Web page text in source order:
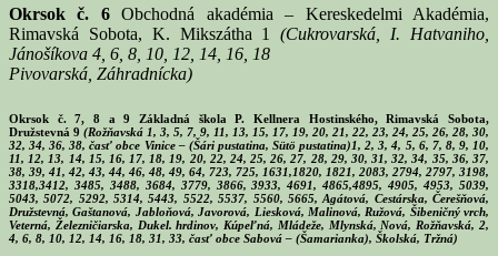
Okrsok č. 6Obchodná akadémia – Kereskedelmi Akadémia,
Rimavská Sobota, K. Mikszátha 1(Cukrovarská, I. Hatvaniho,
Jánošíkova 4, 6, 8, 10, 12, 14, 16, 18
Pivovarská, Záhradnícka)
Okrsok č. 7, 8 a 9 Základná škola P. Kellnera Hostinského, Rimavská Sobota,
Družstevná 9 (Rožňavská 1, 3, 5, 7, 9, 11, 13, 15, 17, 19, 20, 21, 22, 23, 24, 25, 26, 28, 30,
32, 34, 36, 38, časť obce Vinice – (Šári pustatina, Sütö pustatina)1, 2, 3, 4, 5, 6, 7, 8, 9, 10,
11, 12, 13, 14, 15, 16, 17, 18, 19, 20, 22, 24, 25, 26, 27, 28, 29, 30, 31, 32, 34, 35, 36, 37,
38, 39, 41, 42, 43, 44, 46, 48, 49, 64, 723, 725, 1631,1820, 1821, 2083, 2794, 2797, 3198,
3318,3412, 3485, 3488, 3684, 3779, 3866, 3933, 4691, 4865,4895, 4905, 4953, 5039,
5043, 5072, 5292, 5314, 5443, 5522, 5537, 5560, 5665, Agátová, Cestárska, Čerešňová,
Družstevná, Gaštanová, Jabloňová, Javorová, Liesková, Malinová, Ružová, Šibeničný vrch,
Veterná, Železničiarska, Dukel. hrdinov, Kúpeľná, Mládeže, Mlynská, Nová, Rožňavská, 2,
4, 6, 8, 10, 12, 14, 16, 18, 31, 33, časť obce Sabová – (Šamarianka), Školská, Tržná)